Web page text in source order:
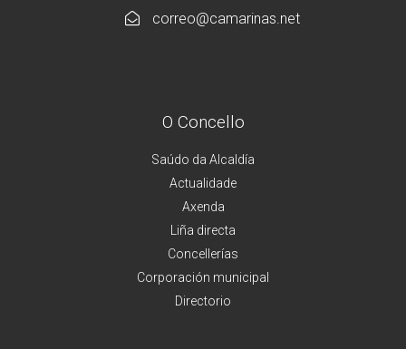
correo@camarinas.net
O Concello
Saúdo da Alcaldía
Actualidade
Axenda
Liña directa
Concellerías
Corporación municipal
Directorio